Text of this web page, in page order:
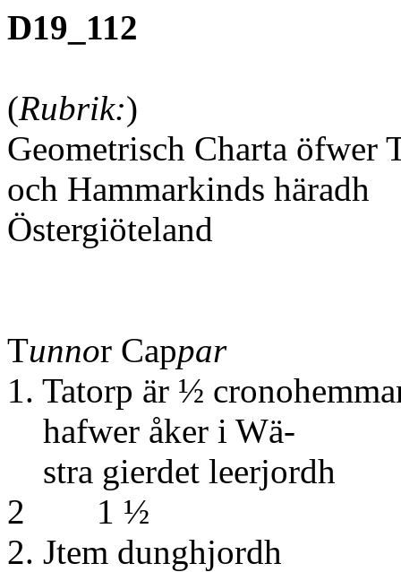
D19_112
(Rubrik:)
Geometrisch Charta öfwer
och Hammarkinds häradh
Östergiöteland
Tunnor Cappar
1. Tatorp är ½
hafwer åker i Wä-
stra
2 1 ½
2. Jtem